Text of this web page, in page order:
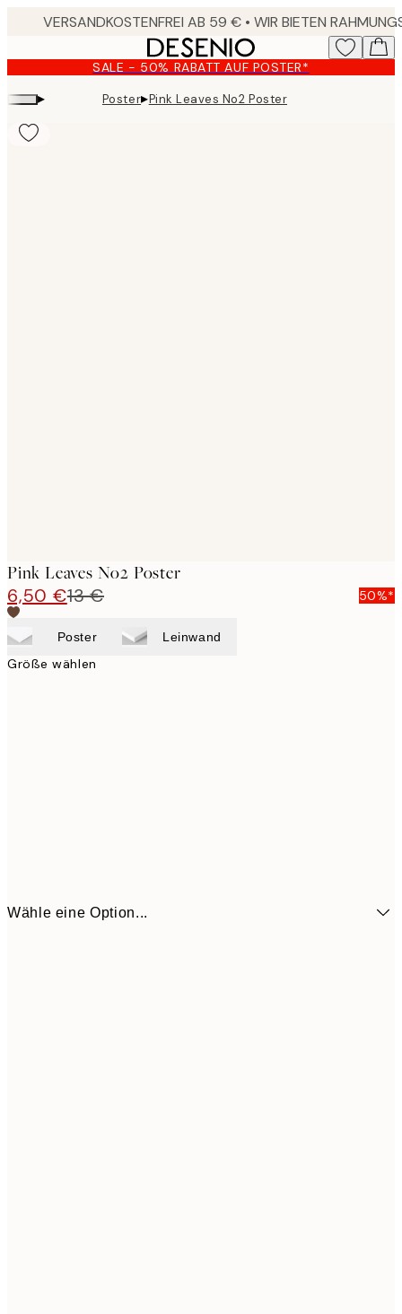
content.
SALE - 50% RABATT AUF POSTER*
▸ Poster▸Pink Leaves No2 Poster
Pink Leaves No2 Poster
6,50 €13 € 50%*
Poster Leinwand
Größe wählen
Wähle eine Option...